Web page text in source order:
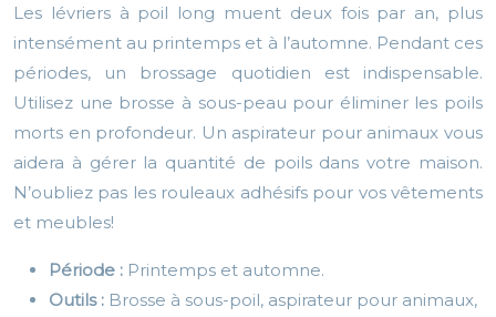
Les lévriers à poil long muent deux fois par an, plus
intensément au printemps et à l’automne. Pendant ces
périodes, un brossage quotidien est indispensable.
Utilisez une brosse à sous-peau pour éliminer les poils
morts en profondeur. Un aspirateur pour animaux vous
aidera à gérer la quantité de poils dans votre maison.
N’oubliez pas les rouleaux adhésifs pour vos vêtements
et meubles!
Période : Printemps et automne.
Outils : Brosse à sous-poil, aspirateur pour animaux,